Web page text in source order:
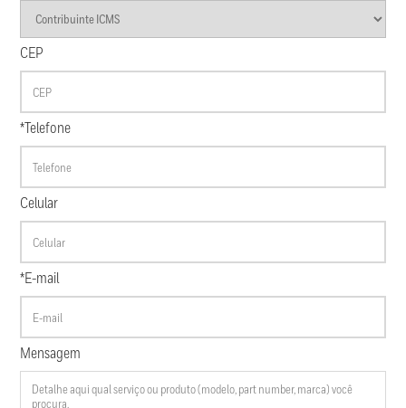
CEP
*Telefone
Celular
*E-mail
Mensagem